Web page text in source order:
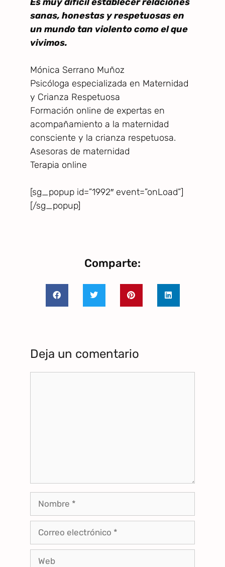
sanas, honestas y respetuosas en
un mundo tan violento como el que
vivimos.
Mónica Serrano Muñoz
Psicóloga especializada en Maternidad
y Crianza Respetuosa
Formación online de expertas en
acompañamiento a la maternidad
consciente y la crianza respetuosa.
Asesoras de maternidad
Terapia online
[sg_popup id=”1992″ event=”onLoad”]
[/sg_popup]
Comparte:
Deja un comentario